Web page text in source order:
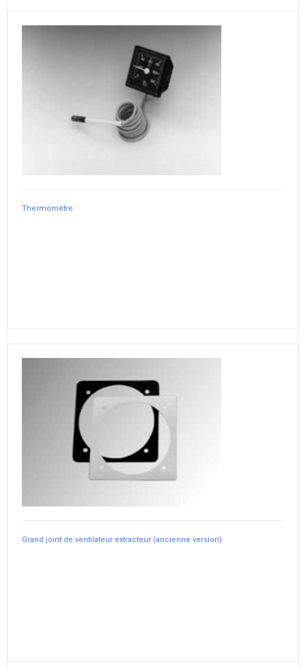
Thermomètre
Grand joint de ventilateur extracteur (ancienne version)